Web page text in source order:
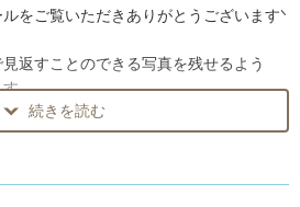
をご覧いただきありがとうございますᐠ
返すことのできる写真を残せるよう
す。
続きを読む